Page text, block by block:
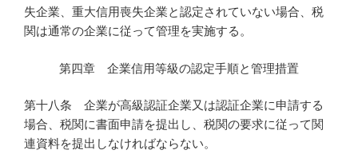
失企業、重大信用喪失企業と認定されていない場合、税
関は通常の企業に従って管理を実施する。
第四章 企業信用等級の認定手順と管理措置
第十八条 企業が高級認証企業又は認証企業に申請する
場合、税関に書面申請を提出し、税関の要求に従って関
連資料を提出しなければならない。